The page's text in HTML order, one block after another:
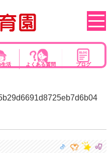
生活 よくある質問 ブログ